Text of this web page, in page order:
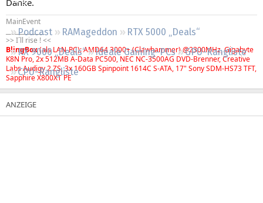
Podcast RAMageddon
RTX 5000 „Deals“
RX 9000 „Deals“
Ideale Gaming-PCs
GPU-Rangliste
CPU-Rangliste
MainEvent
_____________
>> I´ll rise ! <<
BlingBox(als LAN-PC): AMD64 3000+ (Clawhammer) @2300MHz, Gigabyte
K8N Pro, 2x 512MB A-Data PC500, NEC NC-3500AG DVD-Brenner, Creative
Labs Audigy 2 ZS, 3x 160GB Spinpoint 1614C S-ATA, 17" Sony SDM-HS73 TFT,
Sapphire X800XT PE